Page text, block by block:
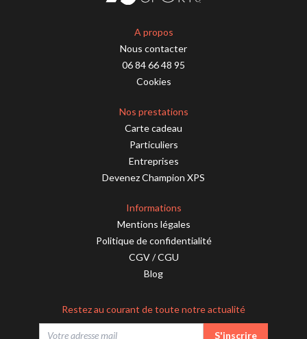
A propos
Nous contacter
06 84 66 48 95
Cookies
Nos prestations
Carte cadeau
Particuliers
Entreprises
Devenez Champion XPS
Informations
Mentions légales
Politique de confidentialité
CGV/CGU
Blog
Restez au courant de toute notre actualité
S'inscrire